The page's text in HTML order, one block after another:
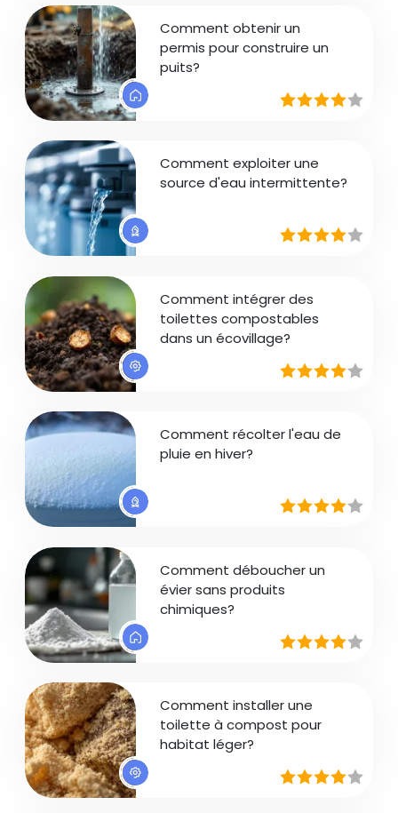
Comment obtenir un
permis pour construire un
puits?
Comment exploiter une
source d'eau intermittente?
Comment intégrer des
toilettes compostables
dans un écovillage?
Comment récolter l'eau de
pluie en hiver?
Comment déboucher un
évier sans produits
chimiques?
Comment installer une
toilette à compost pour
habitat léger?